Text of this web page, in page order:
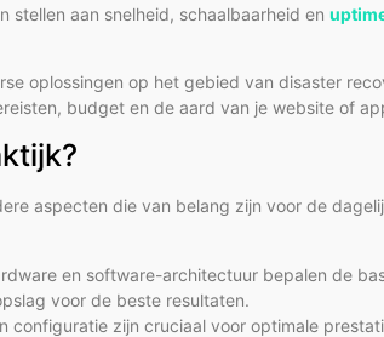
stellen aan snelheid, schaalbaarheid en
oplossingen op het gebied van disaster
budget en de aard van je website of
aspecten die van belang zijn voor de
en software-architectuur bepalen de
voor de beste resultaten.
configuratie zijn cruciaal voor optimale